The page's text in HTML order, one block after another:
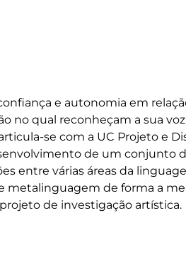
e autonomia em
no qual reconheçam a sua
se com a UC Projeto e
de um conjunto
entre várias áreas da
metalinguagem de forma a